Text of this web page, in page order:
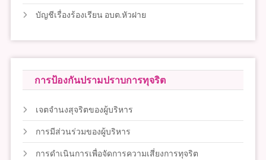
บัญชีเรื่องร้องเรียน อบต.หัวฝาย
การป้องกันปรามปราบการทุจริต
เจตจำนงสุจริตของผู้บริหาร
การมีส่วนร่วมของผู้บริหาร
การดำเนินการเพื่อจัดการความเสี่ยงการทุจริต